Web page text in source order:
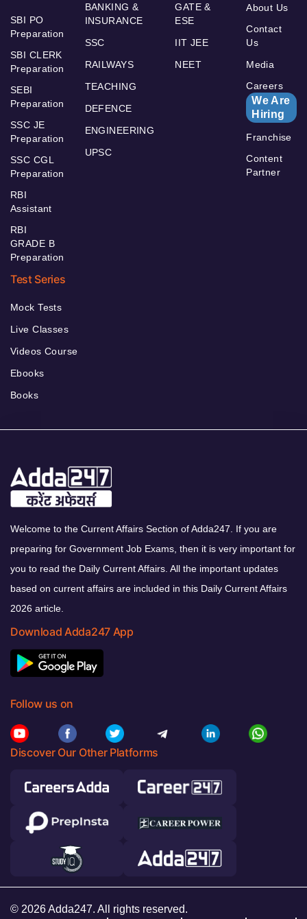
SBI PO
Preparation
SBI CLERK
Preparation
SEBI
Preparation
SSC JE
Preparation
SSC CGL
Preparation
RBI
Assistant
RBI
GRADE B
Preparation
BANKING &
INSURANCE
SSC
RAILWAYS
TEACHING
DEFENCE
ENGINEERING
UPSC
GATE &
ESE
IIT JEE
NEET
About Us
Contact
Us
Media
Careers
We Are
Hiring
Franchise
Content
Partner
Test Series
Mock Tests
Live Classes
Videos Course
Ebooks
Books
Welcome to the Current Affairs Section of Adda247. If you are
preparing for Government Job Exams, then it is very important for
you to read the Daily Current Affairs. All the important updates
based on current affairs are included in this Daily Current Affairs
2026 article.
Download Adda247 App
Follow us on
Discover Our Other Platforms
© 2026 Adda247. All rights reserved.